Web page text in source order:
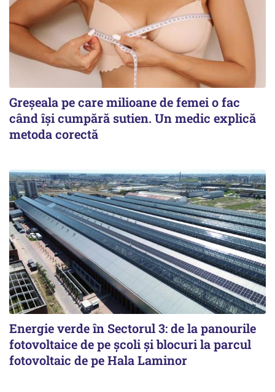
Greșeala pe care milioane de femei o fac
când își cumpără sutien. Un medic explică
metoda corectă
Energie verde în Sectorul 3: de la panourile
fotovoltaice de pe școli și blocuri la parcul
fotovoltaic de pe Hala Laminor